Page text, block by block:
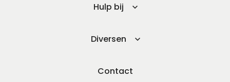
Hulp bij
Diversen
Contact